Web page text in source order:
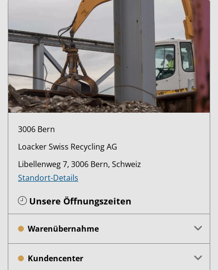
3006 Bern
Loacker Swiss Recycling AG
Libellenweg 7, 3006 Bern, Schweiz
Standort-Details
Unsere Öffnungszeiten
Warenübernahme
Kundencenter